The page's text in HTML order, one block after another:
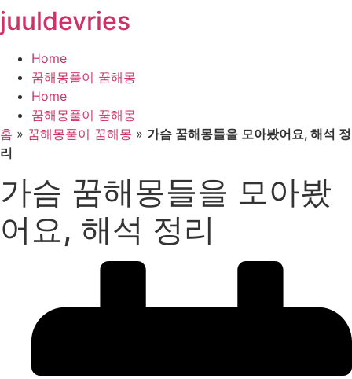
콘
텐
뛰
기
juuldevries
Home
꿈해몽풀이 꿈해몽
Home
꿈해몽풀이 꿈해몽
홈 » 꿈해몽풀이 꿈해몽 » 가슴 꿈해몽들을 모아봤어요, 해석 정
리
가슴 꿈해몽들을 모아봤
어요, 해석 정리